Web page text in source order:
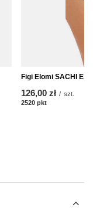
Figi Elomi SACHI
126,00 zł / szt.
2520 pkt